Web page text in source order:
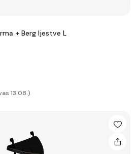
+ Berg ljestve L
13.08.)